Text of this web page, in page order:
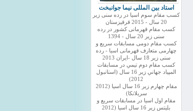
استاد بین المللی نیما جوانبخت
کسب مقام سوم اسیا در رده سنی زیر
20 سال - 2015 قرقیزستان
کسب مقام قهرمانی کشور در رده
سنی زیر 20 سال - 1394
کسب مقام دومی مسابقات سریع و
چهارمی متعارف قهرمانی اسیا - رده
سنی زیر 18 سال -ایران 2013
كسب مقام دوم تيمي در مسابقات
المپياد جهاني زير 16 سال (استانبول
2012)
مقام چهارم زير 16 سال اسيا (2012
سريلانكا)
مقام اول اسيا در مسابقات سريع و
بليتس زير 16 سال اسيا (2012